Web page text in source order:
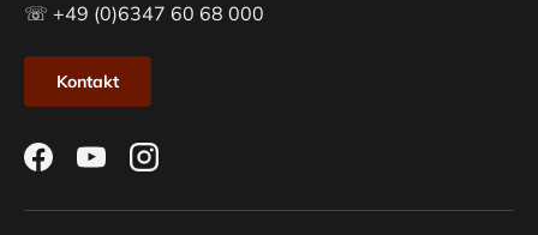
☏ +49 (0)6347 60 68 000
Kontakt
FacebookYouTubeInstagram